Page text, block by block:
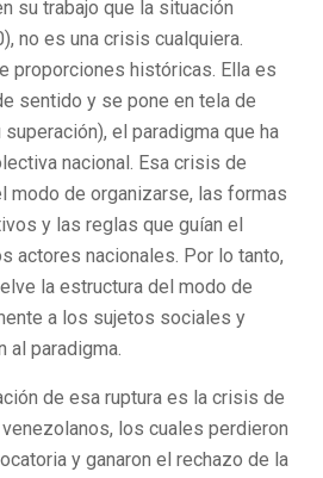
su trabajo que la situación
no es una crisis cualquiera.
proporciones históricas. Ella es
sentido y se pone en tela de
el paradigma que ha
nacional. Esa crisis de
modo de organizarse, las formas
y las reglas que guían el
actores nacionales. Por lo tanto,
la estructura del modo de
a los sujetos sociales y
al paradigma.
de esa ruptura es la crisis de
los cuales perdieron
y ganaron el rechazo de la